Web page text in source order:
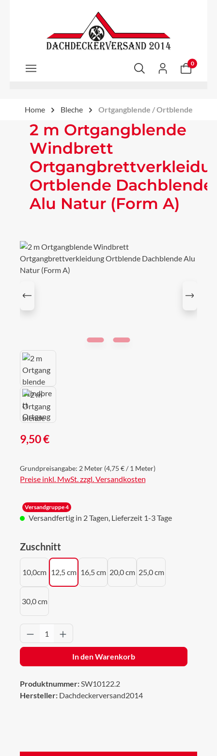
Zum Hauptinhalt springen
0
Home Bleche Ortgangblende / Ortblende
2 m Ortgangblende
Windbrett
Ortblende Dachblende
Alu Natur (Form A)
Bildergalerie überspringen
Regulärer Preis:
9,50 €
Grundpreisangabe: 2 Meter (4,75 € / 1 Meter)
Preise inkl. MwSt. zzgl. Versandkosten
Versandgruppe 4
Versandfertig in 2 Tagen, Lieferzeit 1-3 Tage
Zuschnitt
10,0cm 12,5 cm 16,5 cm 20,0 cm 25,0 cm
30,0 cm
Produkt Anzahl: Gib den gewünschten
In den Warenkorb
Produktnummer:SW10122.2
Hersteller: Dachdeckerversand2014